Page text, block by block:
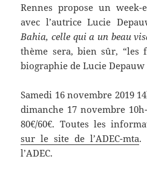
Rennes propose un week-
avec l’autrice Lucie
Bahia, celle qui a un beau
thème sera, bien sûr, “les
biographie de Lucie
Samedi 16 novembre 2019
dimanche 17 novembre
80€/60€. Toutes les
sur le site de l’ADEC-mta.
l’ADEC.